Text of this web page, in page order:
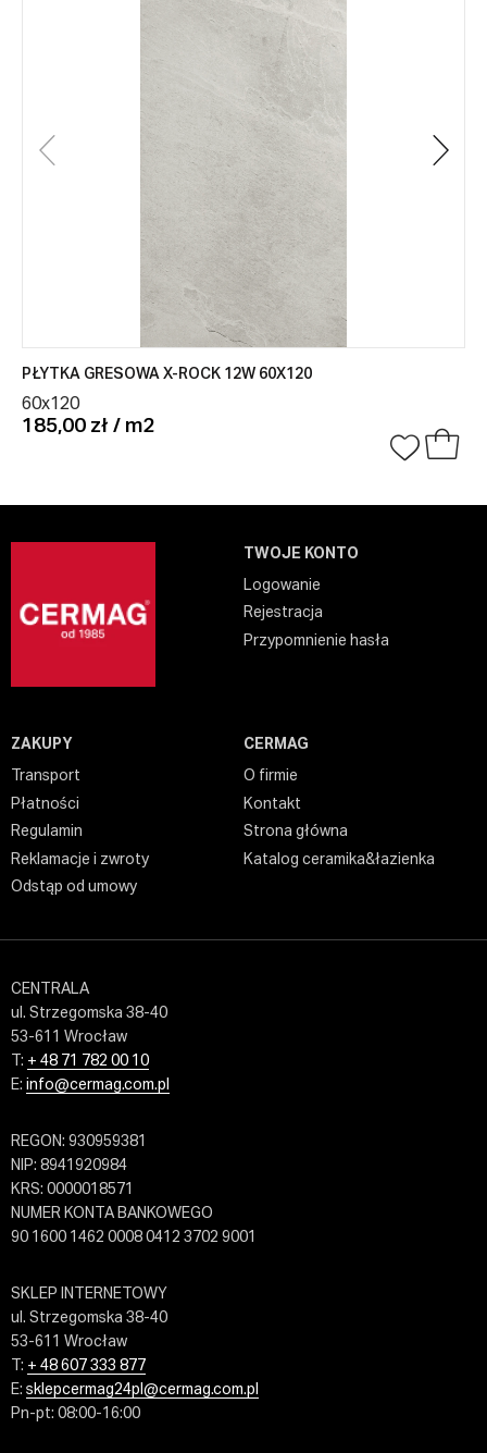
PŁYTKA GRESOWA X-ROCK 12W 60X120
60x120
185,00 zł / m2
TWOJE KONTO
Logowanie
Rejestracja
Przypomnienie hasła
ZAKUPY
Transport
Płatności
Regulamin
Reklamacje i zwroty
Odstąp od umowy
CERMAG
O firmie
Kontakt
Strona główna
Katalog ceramika&łazienka
CENTRALA
ul. Strzegomska 38-40
53-611 Wrocław
T: + 48 71 782 00 10
E: info@cermag.com.pl
REGON: 930959381
NIP: 8941920984
KRS: 0000018571
NUMER KONTA BANKOWEGO
90 1600 1462 0008 0412 3702 9001
SKLEP INTERNETOWY
ul. Strzegomska 38-40
53-611 Wrocław
T: + 48 607 333 877
E: sklepcermag24pl@cermag.com.pl
Pn-pt: 08:00-16:00